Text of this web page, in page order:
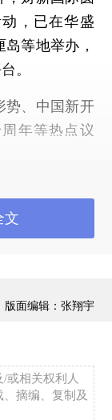
，已在华盛
等地举办，
。
、中国新开
年等热点议
、企业家精
逢中国改革开
丰富了具有
步提升和延展
科大讯飞、 今
、
文
版面编辑：张翔宇
或相关权利人
摘编、复制及